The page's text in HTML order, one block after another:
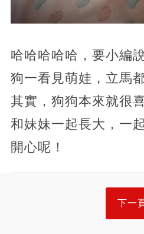
哈哈哈哈哈，要小編
狗一看見萌娃，立馬
其實，狗狗本來就很
和妹妹一起長大，一
開心呢！
下一